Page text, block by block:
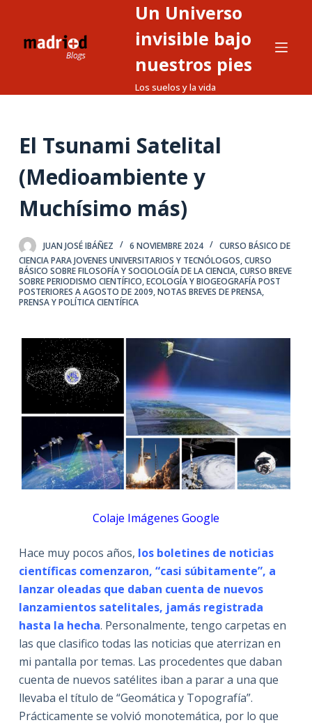
o
n
d
o
Un Universo
invisible bajo
nuestros pies
Los suelos y la vida
El Tsunami Satelital
(Medioambiente y
Muchísimo más)
JUAN JOSÉ IBÁÑEZ 6 NOVIEMBRE 2024
CURSO BÁSICO DE
CIENCIA PARA JOVENES UNIVERSITARIOS Y TECNÓLOGOS,CURSO
BÁSICO SOBRE FILOSOFÍA Y SOCIOLOGÍA DE LA CIENCIA,CURSO BREVE
SOBRE PERIODISMO CIENTÍFICO,ECOLOGÍA Y BIOGEOGRAFÍA POST
POSTERIORES A AGOSTO DE 2009,NOTAS BREVES DE PRENSA,
PRENSA Y POLÍTICA CIENTÍFICA
Colaje Imágenes Google
Hace muy pocos años, los boletines de noticias
científicas comenzaron, “casi súbitamente”, a
lanzar oleadas que daban cuenta de nuevos
lanzamientos satelitales, jamás registrada
hasta la hecha. Personalmente, tengo carpetas en
las que clasifico todas las noticias que aterrizan en
mi pantalla por temas. Las procedentes que daban
cuenta de nuevos satélites iban a parar a una que
llevaba el título de “Geomática y Topografía”.
Prácticamente se volvió monotemática, por lo que